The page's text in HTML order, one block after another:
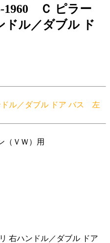
Ｃ ピラー
ドル／ダブル ド
ドル／ダブル ドア バス 左
（ＶＷ）用
右ハンドル／ダブル ドア